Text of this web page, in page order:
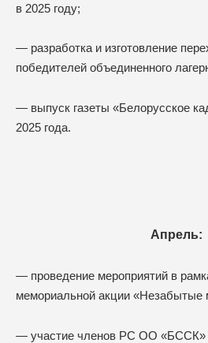
в 2025 году;
— разработка и изготовление
победителей объединенного
— выпуск газеты «Белорусское
2025 года.
Апрель:
— проведение мероприятий в
мемориальной акции «Незабытые
— участие членов РС ОО «БССК»